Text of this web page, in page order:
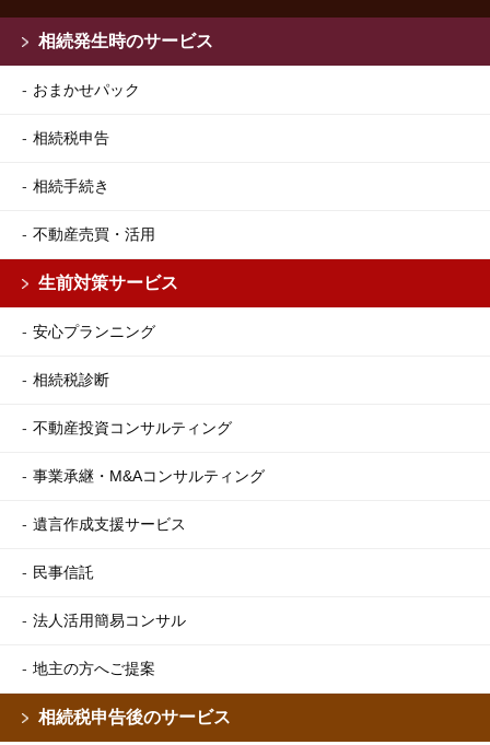
相続発生時のサービス
おまかせパック
相続税申告
相続手続き
不動産売買・活用
生前対策サービス
安心プランニング
相続税診断
不動産投資コンサルティング
事業承継・M&Aコンサルティング
遺言作成支援サービス
民事信託
法人活用簡易コンサル
地主の方へご提案
相続税申告後のサービス